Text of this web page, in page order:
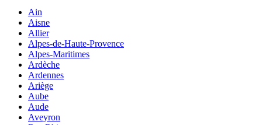
Ain
Aisne
Allier
Alpes-de-Haute-Provence
Alpes-Maritimes
Ardèche
Ardennes
Ariège
Aube
Aude
Aveyron